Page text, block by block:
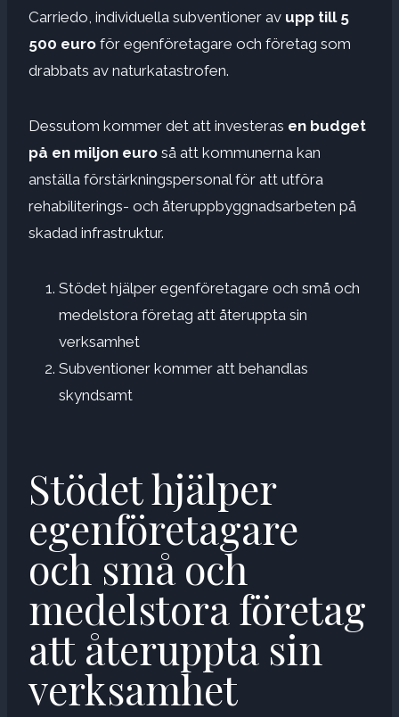
Carriedo, individuella subventioner av upp till 5
500 euro för egenföretagare och företag som
drabbats av naturkatastrofen.
Dessutom kommer det att investeras en budget
på en miljon euro så att kommunerna kan
anställa förstärkningspersonal för att utföra
rehabiliterings- och återuppbyggnadsarbeten på
skadad infrastruktur.
Stödet hjälper egenföretagare och små och
medelstora företag att återuppta sin
verksamhet
Subventioner kommer att behandlas
skyndsamt
Stödet hjälper
egenföretagare
och små och
medelstora företag
att återuppta sin
verksamhet